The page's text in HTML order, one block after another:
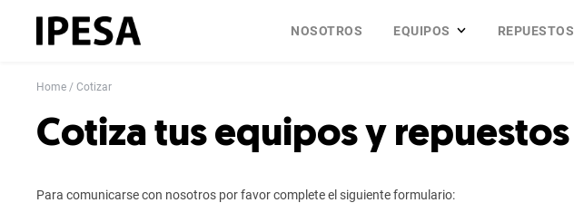
NOSOTROS EQUIPOS REPUESTOS
Home Cotizar
Cotiza tus equipos y repuestos
Para comunicarse con nosotros por favor complete el siguiente formulario: